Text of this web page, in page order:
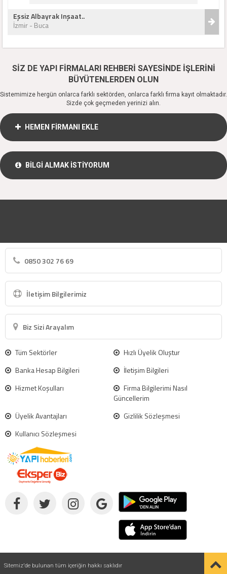
Eşsiz Albayrak Inşaat..
İzmir - Buca
SİZ DE YAPI FİRMALARI REHBERİ SAYESİNDE İŞLERİNİ
BÜYÜTENLERDEN OLUN
Sistemimize hergün onlarca farklı sektörden, onlarca farklı firma kayıt olmaktadır.
Sizde çok geçmeden yerinizi alın.
HEMEN FİRMANI EKLE
BİLGİ ALMAK İSTİYORUM
0850 302 76 69
İletişim Bilgilerimiz
Biz Sizi Arayalım
Tüm Sektörler
Hızlı Üyelik Oluştur
Banka Hesap Bilgileri
İletişim Bilgileri
Hizmet Koşulları
Firma Bilgilerimi Nasıl
Güncellerim
Üyelik Avantajları
Gizlilik Sözleşmesi
Kullanıcı Sözleşmesi
Sitemiz'de bulunan tüm içeriğin hakkı saklıdır